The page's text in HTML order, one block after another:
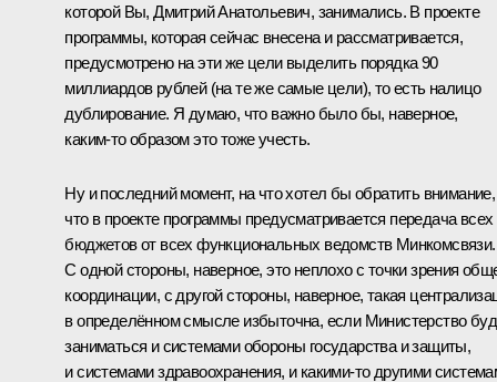
которой Вы, Дмитрий Анатольевич, занимались. В проекте
программы, которая сейчас внесена и рассматривается,
предусмотрено на эти же цели выделить порядка 90
миллиардов рублей (на те же самые цели), то есть налицо
дублирование. Я думаю, что важно было бы, наверное,
каким‑то образом это тоже учесть.
Ну и последний момент, на что хотел бы обратить внимание,
что в проекте программы предусматривается передача всех
бюджетов от всех функциональных ведомств Минкомсвязи.
С одной стороны, наверное, это неплохо с точки зрения
координации, с другой стороны, наверное, такая
в определённом смысле избыточна, если Министерство
заниматься и системами обороны государства и защиты,
и системами здравоохранения, и какими‑то другими